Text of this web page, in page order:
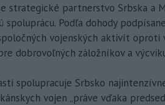
strategické partnerstvo Srbska a
Podľa dohody
vojenských aktivít oproti
dobrovoľných záložníkov a
spolupracuje Srbsko
vojen „práve vďaka